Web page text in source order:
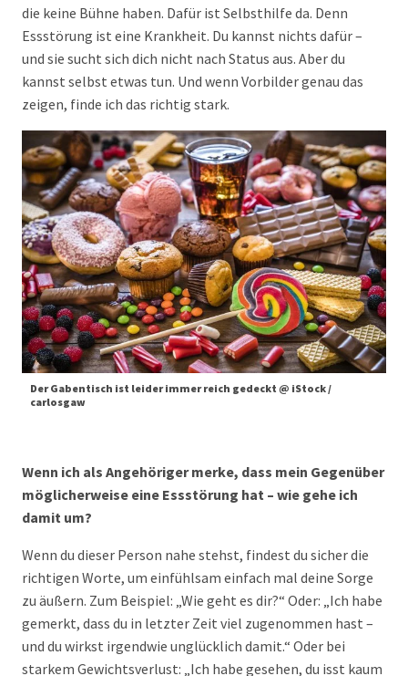
die keine Bühne haben. Dafür ist Selbsthilfe da. Denn
Essstörung ist eine Krankheit. Du kannst nichts dafür –
und sie sucht sich dich nicht nach Status aus. Aber du
kannst selbst etwas tun. Und wenn Vorbilder genau das
zeigen, finde ich das richtig stark.
Der Gabentisch ist leider immer reich gedeckt @ iStock /
carlosgaw
Wenn ich als Angehöriger merke, dass mein Gegenüber
möglicherweise eine Essstörung hat – wie gehe ich
damit um?
Wenn du dieser Person nahe stehst, findest du sicher die
richtigen Worte, um einfühlsam einfach mal deine Sorge
zu äußern. Zum Beispiel: „Wie geht es dir?“ Oder: „Ich habe
gemerkt, dass du in letzter Zeit viel zugenommen hast –
und du wirkst irgendwie unglücklich damit.“ Oder bei
starkem Gewichtsverlust: „Ich habe gesehen, du isst kaum